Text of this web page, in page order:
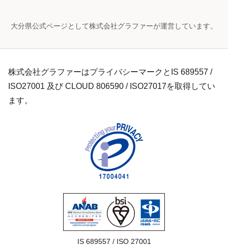
大分県公式ページとして株式会社グラファーが運営しています。
株式会社グラファーはプライバシーマークとIS 689557 /
ISO27001 及び CLOUD 806590 / ISO27017を取得してい
ます。
IS 689557 / ISO 27001